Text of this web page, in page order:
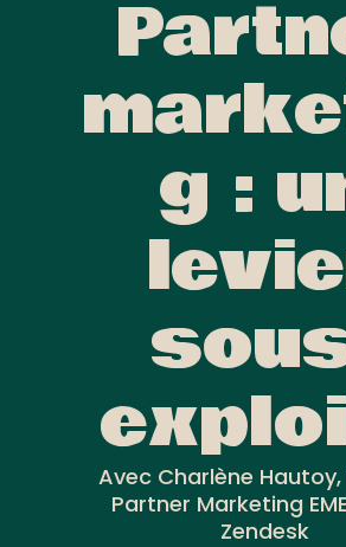
g :
Avec Charlène
Partner Marketing
Zendesk